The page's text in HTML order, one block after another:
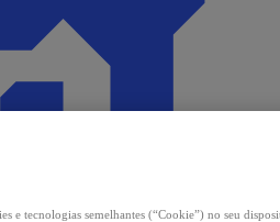
e tecnologias semelhantes (“Cookie”) no seu